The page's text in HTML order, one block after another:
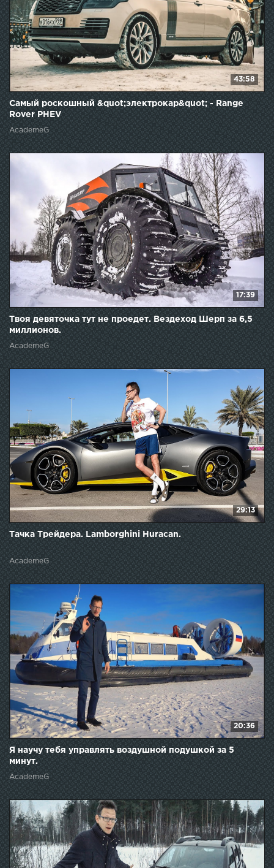
43:58
Самый роскошный &quot;электрокар&quot; - Range
Rover PHEV
AcademeG
17:39
Твоя девяточка тут не проедет. Вездеход Шерп за 6,5
миллионов.
AcademeG
29:13
Тачка Трейдера. Lamborghini Huracan.
AcademeG
20:36
Я научу тебя управлять воздушной подушкой за 5
минут.
AcademeG